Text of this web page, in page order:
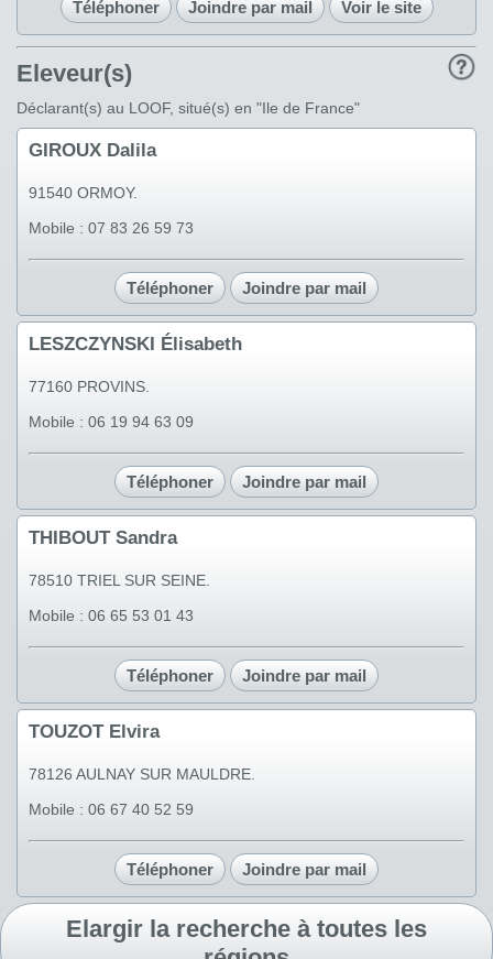
Téléphoner Joindre par mail Voir le site
Eleveur(s)
Déclarant(s) au LOOF, situé(s) en "Ile de France"
GIROUX Dalila
91540 ORMOY.
Mobile : 07 83 26 59 73
Téléphoner Joindre par mail
LESZCZYNSKI Élisabeth
77160 PROVINS.
Mobile : 06 19 94 63 09
Téléphoner Joindre par mail
THIBOUT Sandra
78510 TRIEL SUR SEINE.
Mobile : 06 65 53 01 43
Téléphoner Joindre par mail
TOUZOT Elvira
78126 AULNAY SUR MAULDRE.
Mobile : 06 67 40 52 59
Téléphoner Joindre par mail
Elargir la recherche à toutes les